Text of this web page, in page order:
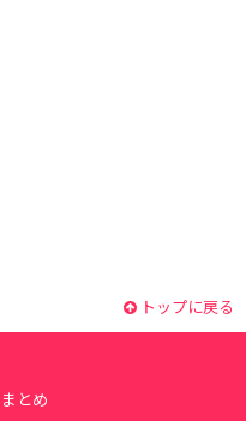
トップに戻る
まとめ